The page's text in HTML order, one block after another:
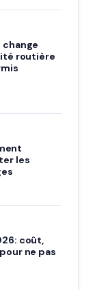
routière
les
coût,
ne pas